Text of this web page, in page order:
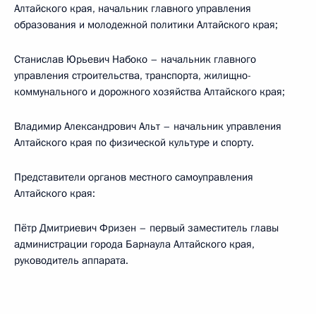
Алтайского края, начальник главного управления
образования и молодежной политики Алтайского края;
Станислав Юрьевич Набоко – начальник главного
управления строительства, транспорта, жилищно-
коммунального и дорожного хозяйства Алтайского края;
Владимир Александрович Альт – начальник управления
Алтайского края по физической культуре и спорту.
Представители органов местного самоуправления
Алтайского края:
Пётр Дмитриевич Фризен – первый заместитель главы
администрации города Барнаула Алтайского края,
руководитель аппарата.